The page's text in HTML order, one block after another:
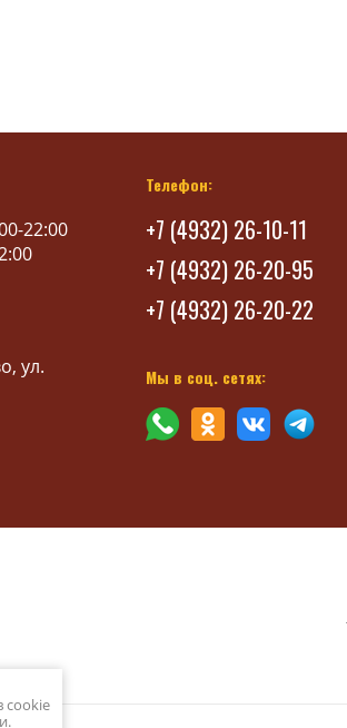
cookie
.
22:00
ул.
Телефон:
+7 (4932) 26-10-11
+7 (4932) 26-20-95
+7 (4932) 26-20-22
Мы в соц. сетях: